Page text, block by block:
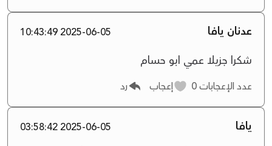
عدنان يافا 2025-06-05 10:43:49
شكرا جزيلا عمي ابو حسام
عدد الإعجابات إعجاب رد
يافا 2025-06-05 03:58:42